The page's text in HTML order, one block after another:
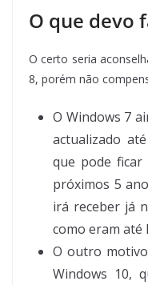
O que devo
O certo seria
8, porém não
O Windows 7
actualizado
que pode ficar
próximos 5
irá receber já
como eram até
O outro
Windows 10,